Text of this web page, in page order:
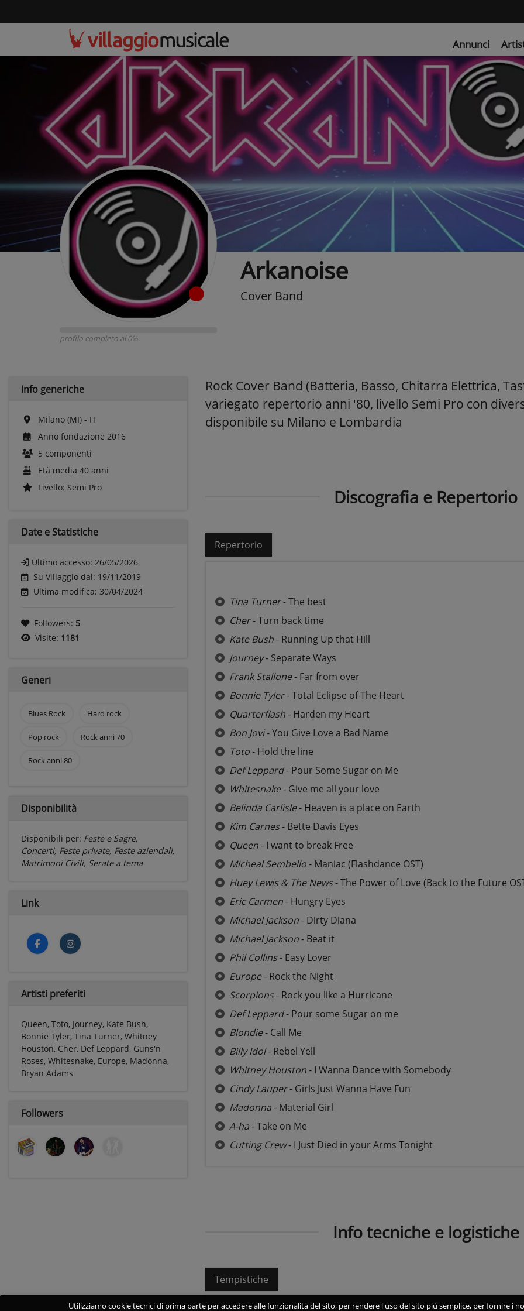
Annunci
profilo completo al 0%
Arkanoise
Cover Band
Info generiche
Milano (MI) - IT
Anno fondazione 2016
5 componenti
Età media 40 anni
Livello: Semi Pro
Date e Statistiche
Ultimo accesso: 26/05/2026
Su Villaggio dal: 19/11/2019
Ultima modifica: 30/04/2024
Followers: 5
Visite: 1181
Generi
Blues Rock Hard rock
Pop rock Rock anni 70
Rock anni 80
Disponibilità
Disponibili per: Feste e Sagre,
Concerti, Feste private, Feste aziendali,
Matrimoni Civili, Serate a tema
Link
Artisti preferiti
Queen, Toto, Journey, Kate Bush,
Bonnie Tyler, Tina Turner, Whitney
Houston, Cher, Def Leppard, Guns'n
Roses, Whitesnake, Europe, Madonna,
Bryan Adams
Followers
Rock Cover Band (Batteria, Basso, Chitarra Elettrica,
variegato repertorio anni '80, livello Semi Pro con
disponibile su Milano e Lombardia
Discografia e Repertorio
Repertorio
Tina Turner- The best
Cher- Turn back time
Kate Bush- Running Up that Hill
Journey- Separate Ways
Frank Stallone- Far from over
Bonnie Tyler- Total Eclipse of The Heart
Quarterflash- Harden my Heart
Bon Jovi- You Give Love a Bad Name
Toto- Hold the line
Def Leppard- Pour Some Sugar on Me
Whitesnake- Give me all your love
Belinda Carlisle- Heaven is a place on Earth
Kim Carnes- Bette Davis Eyes
Queen- I want to break Free
Micheal Sembello- Maniac (Flashdance OST)
Huey Lewis & The News- The Power of Love (Back to the Future
Eric Carmen- Hungry Eyes
Michael Jackson- Dirty Diana
Michael Jackson- Beat it
Phil Collins- Easy Lover
Europe- Rock the Night
Scorpions- Rock you like a Hurricane
Def Leppard- Pour some Sugar on me
Blondie- Call Me
Billy Idol- Rebel Yell
Whitney Houston- I Wanna Dance with Somebody
Cindy Lauper- Girls Just Wanna Have Fun
Madonna- Material Girl
A-ha- Take on Me
Cutting Crew- I Just Died in your Arms Tonight
Info tecniche e logistiche
Tempistiche
Utilizziamo cookie tecnici di prima parte per accedere alle funzionalità del sito, per rendere l'uso del sito più semplice, per fornire i